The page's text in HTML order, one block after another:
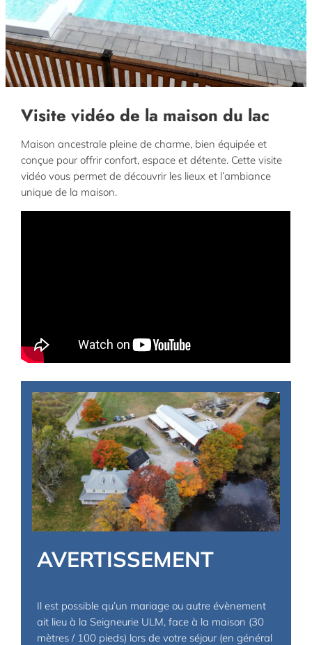
Visite vidéo de la maison du lac
Maison ancestrale pleine de charme, bien équipée et
conçue pour offrir confort, espace et détente. Cette visite
vidéo vous permet de découvrir les lieux et l’ambiance
unique de la maison.
AVERTISSEMENT
Il est possible qu’un mariage ou autre évènement
ait lieu à la Seigneurie ULM, face à la maison (30
mètres / 100 pieds) lors de votre séjour (en général